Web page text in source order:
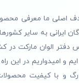
اصلی ما معرفی
ایرانی به سایر
دفتر الوان مارکت در
و امیدواریم در این
و با کیفیت